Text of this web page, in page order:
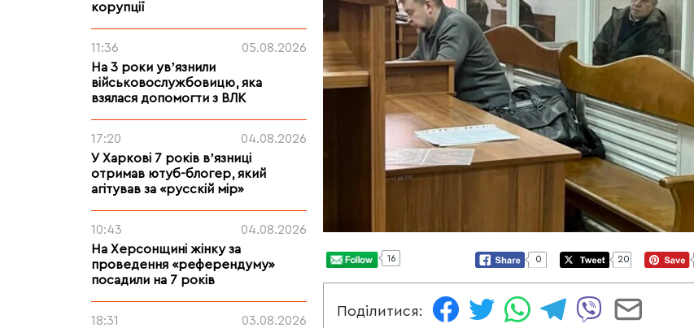
корупції
11:36
05.08.2026
На 3 роки увʼязнили
військовослужбовицю, яка
взялася допомогти з ВЛК
17:20
04.08.2026
У Харкові 7 років вʼязниці
отримав ютуб-блогер, який
агітував за «русскій мір»
10:43
04.08.2026
На Херсонщині жінку за
проведення «референдуму»
посадили на 7 років
18:31
03.08.2026
16 0 20
Поділитися: